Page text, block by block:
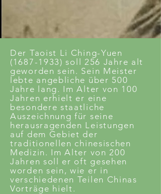
Der Taoist Li Ching-Yuen
(1687-1933) soll 256 Jahre alt
geworden sein. Sein Meister
lebte angebliche über 500
Jahre lang. Im Alter von 100
Jahren erhielt er eine
besondere staatliche
Auszeichnung für seine
herausragenden Leistungen
auf dem Gebiet der
traditionellen chinesischen
Medizin. Im Alter von 200
Jahren soll er oft gesehen
worden sein, wie er in
verschiedenen Teilen Chinas
Vorträge hielt.